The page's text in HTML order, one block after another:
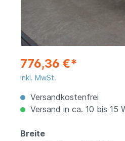
776,36 €*
inkl. MwSt.
Versandkostenfrei
Versand in ca. 10 bis 15
Breite